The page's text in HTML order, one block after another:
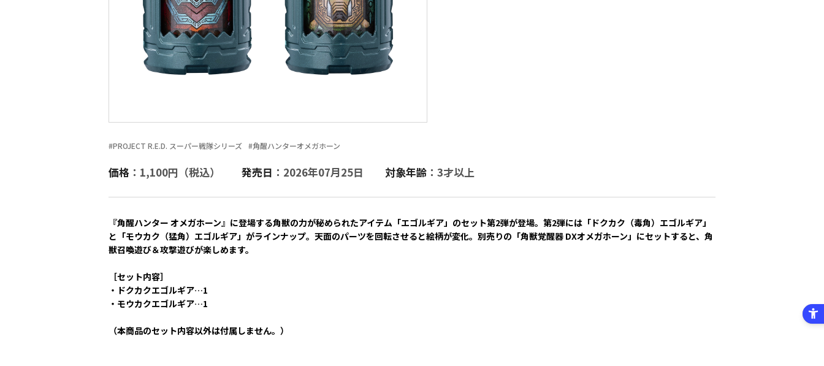
#PROJECT R.E.D. スーパー戦隊シリーズ #角醒ハンターオメガホーン
価格 ：1,100円（税込） 発売日 ：2026年07月25日 対象年齢 ：3才以上
『角醒ハンター オメガホーン』に登場する角獣の力が秘められたアイテム「エゴルギア」のセット第2弾が登場。第2弾には「ドクカク（毒角）エゴルギア」
と「モウカク（猛角）エゴルギア」がラインナップ。天面のパーツを回転させると絵柄が変化。別売りの「角獣覚醒器 DXオメガホーン」にセットすると、角
獣召喚遊び＆攻撃遊びが楽しめます。
［セット内容］
・ドクカクエゴルギア…1
・モウカクエゴルギア…1
（本商品のセット内容以外は付属しません。）